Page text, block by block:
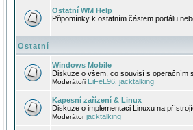
Ostatní WM Help
Připomínky k ostatním částem portálu
Ostatní
Windows Mobile
Diskuze o všem, co souvisí s operačním
Moderátoři EiFeL96 jacktalking
Kapesní zařízení & Linux
Diskuze o implementaci Linuxu na
Moderátorjacktalking